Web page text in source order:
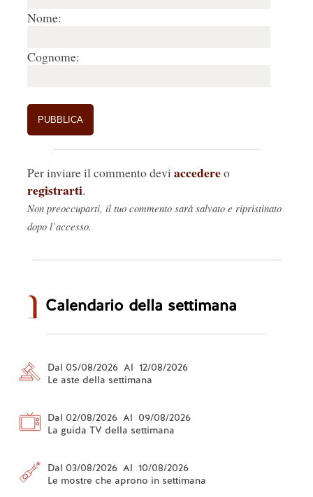
Nome:
Cognome:
Per inviare il commento devi accedereo
registrarti.
Non preoccuparti, il tuo commento sarà salvato e ripristinato
dopo l’accesso.
Calendario della settimana
Dal 05/08/2026 Al 12/08/2026
Le aste della settimana
Dal 02/08/2026 Al 09/08/2026
La guida TV della settimana
Dal 03/08/2026 Al 10/08/2026
Le mostre che aprono in settimana